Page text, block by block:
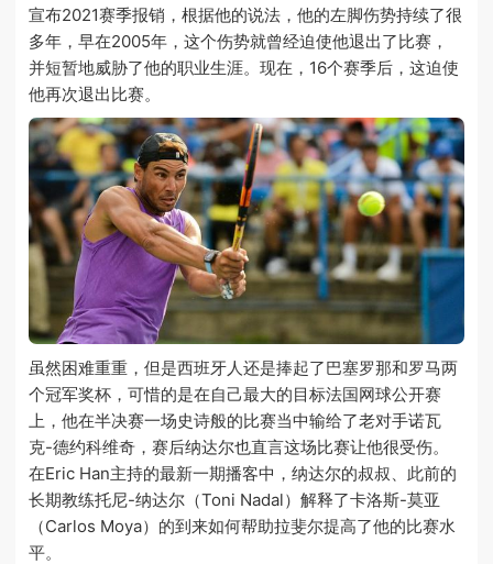
宣布2021赛季报销，根据他的说法，他的左脚伤势持续了很
多年，早在2005年，这个伤势就曾经迫使他退出了比赛，
并短暂地威胁了他的职业生涯。现在，16个赛季后，这迫使
他再次退出比赛。
虽然困难重重，但是西班牙人还是捧起了巴塞罗那和罗马两
个冠军奖杯，可惜的是在自己最大的目标法国网球公开赛
上，他在半决赛一场史诗般的比赛当中输给了老对手诺瓦
克-德约科维奇，赛后纳达尔也直言这场比赛让他很受伤。
在Eric Han主持的最新一期播客中，纳达尔的叔叔、此前的
长期教练托尼-纳达尔（Toni Nadal）解释了卡洛斯-莫亚
（Carlos Moya）的到来如何帮助拉斐尔提高了他的比赛水
平。